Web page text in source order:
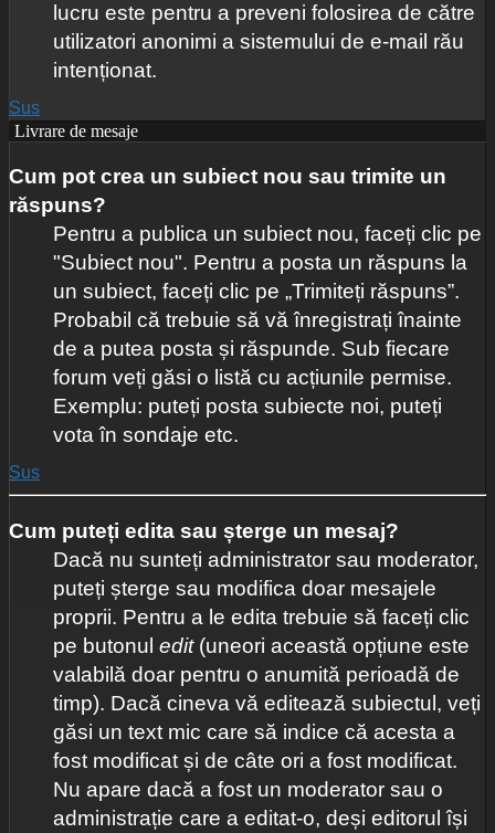
lucru este pentru a preveni folosirea de către
utilizatori anonimi a sistemului de e-mail rău
intenționat.
Sus
Livrare de mesaje
Cum pot crea un subiect nou sau trimite un
răspuns?
Pentru a publica un subiect nou, faceți clic pe
"Subiect nou". Pentru a posta un răspuns la
un subiect, faceți clic pe „Trimiteți răspuns”.
Probabil că trebuie să vă înregistrați înainte
de a putea posta și răspunde. Sub fiecare
forum veți găsi o listă cu acțiunile permise.
Exemplu: puteți posta subiecte noi, puteți
vota în sondaje etc.
Sus
Cum puteți edita sau șterge un mesaj?
Dacă nu sunteți administrator sau moderator,
puteți șterge sau modifica doar mesajele
proprii. Pentru a le edita trebuie să faceți clic
pe butonul edit (uneori această opțiune este
valabilă doar pentru o anumită perioadă de
timp). Dacă cineva vă editează subiectul, veți
găsi un text mic care să indice că acesta a
fost modificat și de câte ori a fost modificat.
Nu apare dacă a fost un moderator sau o
administrație care a editat-o, deși editorul își